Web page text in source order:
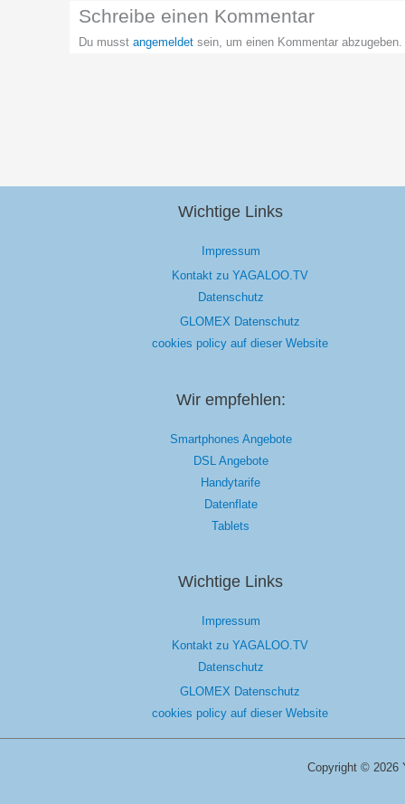
Schreibe einen Kommentar
Du musst angemeldet sein, um einen Kommentar abzugeben.
Wichtige Links
Impressum
Kontakt zu YAGALOO.TV
Datenschutz
GLOMEX Datenschutz
cookies policy auf dieser Website
Wir empfehlen:
Smartphones Angebote
DSL Angebote
Handytarife
Datenflate
Tablets
Wichtige Links
Impressum
Kontakt zu YAGALOO.TV
Datenschutz
GLOMEX Datenschutz
cookies policy auf dieser Website
Copyright © 2026